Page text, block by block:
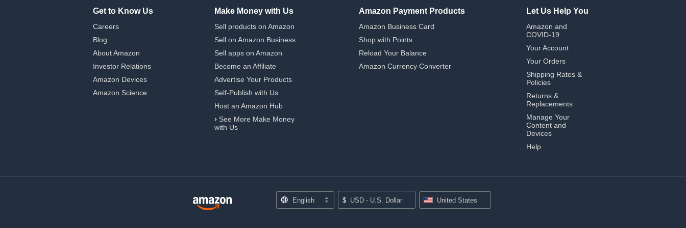
Get to Know Us
Careers
Blog
About Amazon
Investor Relations
Amazon Devices
Amazon Science
Make Money with Us
Sell products on Amazon
Sell on Amazon Business
Sell apps on Amazon
Become an Affiliate
Advertise Your Products
Self-Publish with Us
Host an Amazon Hub
› See More Make Money
with Us
Amazon Payment Products
Amazon Business Card
Shop with Points
Reload Your Balance
Amazon Currency Converter
Let Us Help You
Amazon and
COVID-19
Your Account
Your Orders
Shipping Rates &
Policies
Returns &
Replacements
Manage Your
Content and
Devices
Help
English $ USD - U.S. Dollar United States